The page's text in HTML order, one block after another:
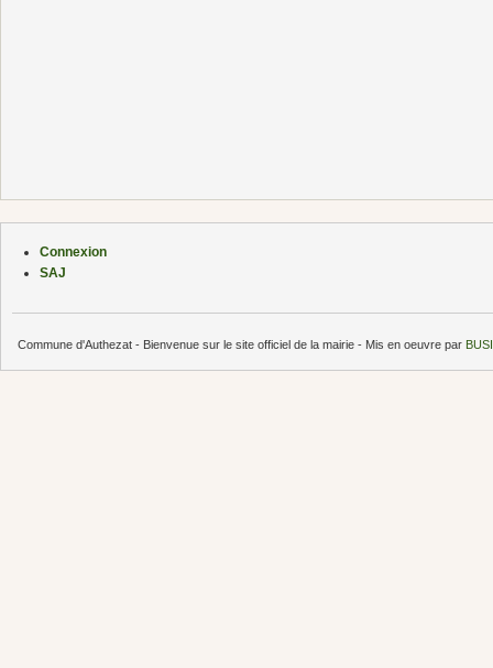
Connexion
SAJ
Commune d'Authezat - Bienvenue sur le site officiel de la mairie - Mis en oeuvre par